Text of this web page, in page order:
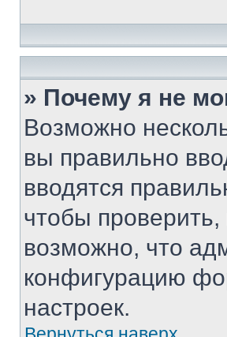
» Почему я не
Возможно
вы правильно
вводятся
чтобы
возможно, что
конфигурацию
настроек.